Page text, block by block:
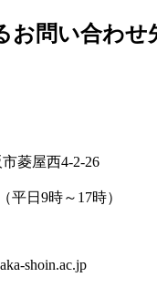
お問い合わせ
菱屋西4-2-26
平日9時～17時）
shoin.ac.jp